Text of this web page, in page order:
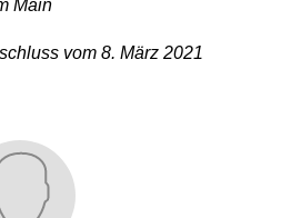
Main
vom 8. März 2021